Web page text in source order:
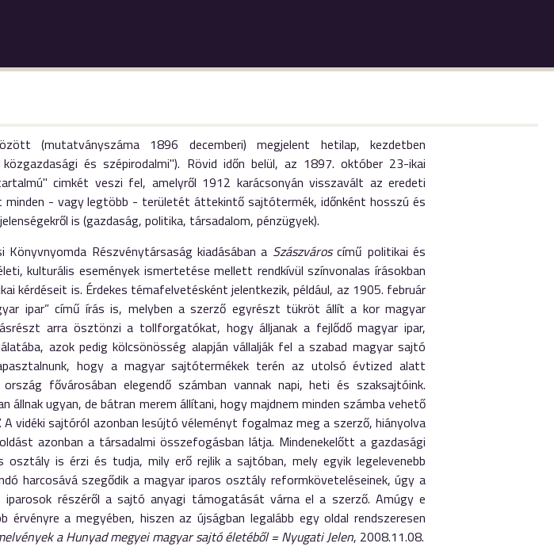
(mutatványszáma 1896 decemberi) megjelent hetilap, kezdetben
és szépirodalmi"). Rövid időn belül, az 1897. október 23-ikai
cimkét veszi fel, amelyről 1912 karácsonyán visszavált az eredeti
minden - vagy legtöbb - területét áttekintő sajtótermék, időnként hosszú és
is (gazdaság, politika, társadalom, pénzügyek).
Részvénytársaság kiadásában a Szászvároscímű politikai és
kulturális események ismertetése mellett rendkívül színvonalas írásokban
kérdéseit is. Érdekes témafelvetésként jelentkezik, például, az 1905. február
ipar” című írás is, melyben a szerző egyrészt tükröt állít a kor magyar
arra ösztönzi a tollforgatókat, hogy álljanak a fejlődő magyar ipar,
azok pedig kölcsönösség alapján vállalják fel a szabad magyar sajtó
hogy a magyar sajtótermékek terén az utolsó évtized alatt
fővárosában elegendő számban vannak napi, heti és szaksajtóink.
állnak ugyan, de bátran merem állítani, hogy majdnem minden számba vehető
vidéki sajtóról azonban lesújtó véleményt fogalmaz meg a szerző, hiányolva
azonban a társadalmi összefogásban látja. Mindenekelőtt a gazdasági
is érzi és tudja, mily erő rejlik a sajtóban, mely egyik legelevenebb
harcosává szegődik a magyar iparos osztály reformköveteléseinek, úgy a
részéről a sajtó anyagi támogatását várna el a szerző. Amúgy e
érvényre a megyében, hiszen az újságban legalább egy oldal rendszeresen
a Hunyad megyei magyar sajtó életéből = Nyugati Jelen, 2008.11.08.